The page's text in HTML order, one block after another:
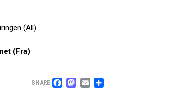
(All)
(Fra)
SHARE FACEBOOK
MASTODON
EMAIL
PARTAGER